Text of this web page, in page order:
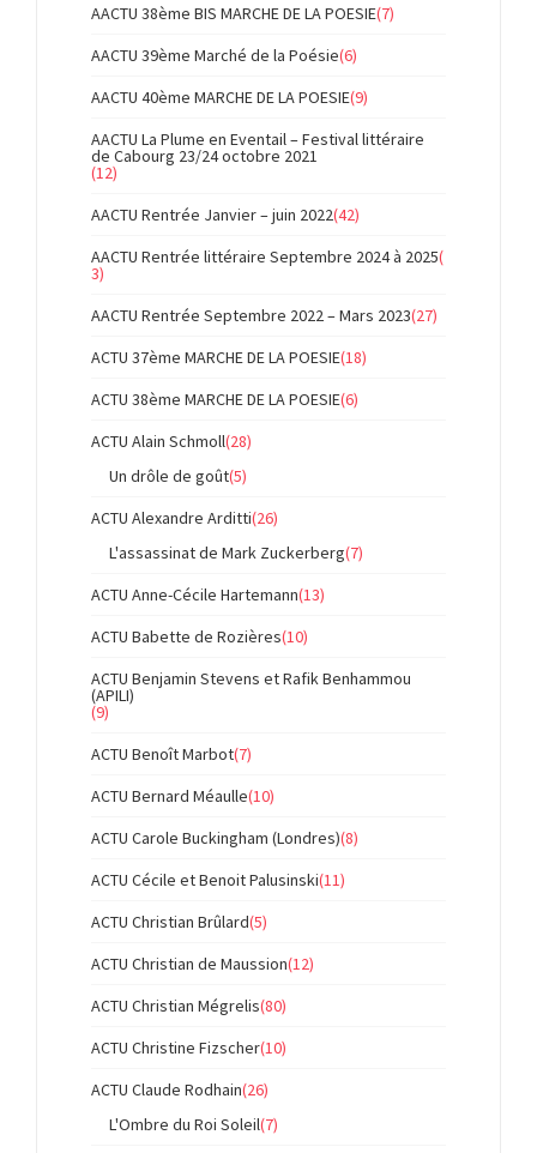
AACTU 38ème BIS MARCHE DE LA POESIE(7)
AACTU 39ème Marché de la Poésie(6)
AACTU 40ème MARCHE DE LA POESIE(9)
AACTU La Plume en Eventail – Festival littéraire
de Cabourg 23/24 octobre 2021
(12)
AACTU Rentrée Janvier – juin 2022(42)
AACTU Rentrée littéraire Septembre 2024 à 2025(
3)
AACTU Rentrée Septembre 2022 – Mars 2023(27)
ACTU 37ème MARCHE DE LA POESIE(18)
ACTU 38ème MARCHE DE LA POESIE(6)
ACTU Alain Schmoll(28)
Un drôle de goût(5)
ACTU Alexandre Arditti(26)
L'assassinat de Mark Zuckerberg(7)
ACTU Anne-Cécile Hartemann(13)
ACTU Babette de Rozières(10)
ACTU Benjamin Stevens et Rafik Benhammou
(APILI)
(9)
ACTU Benoît Marbot(7)
ACTU Bernard Méaulle(10)
ACTU Carole Buckingham (Londres)(8)
ACTU Cécile et Benoit Palusinski(11)
ACTU Christian Brûlard(5)
ACTU Christian de Maussion(12)
ACTU Christian Mégrelis(80)
ACTU Christine Fizscher(10)
ACTU Claude Rodhain(26)
L'Ombre du Roi Soleil(7)